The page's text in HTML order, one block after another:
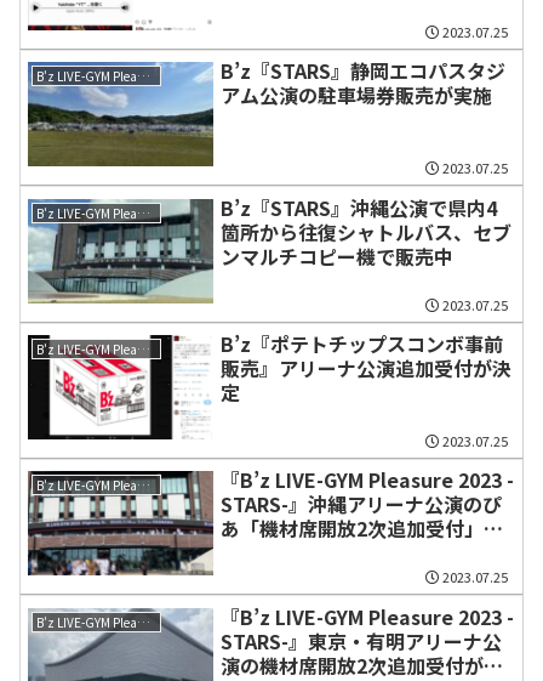
2023.07.25
B'z LIVE-GYM Pleasure 2023 -STARS-
B’z『STARS』静岡エコパスタジ
アム公演の駐車場券販売が実施
2023.07.25
B'z LIVE-GYM Pleasure 2023 -STARS-
B’z『STARS』沖縄公演で県内4
箇所から往復シャトルバス、セブ
ンマルチコピー機で販売中
2023.07.25
B'z LIVE-GYM Pleasure 2023 -STARS-
B’z『ポテトチップスコンボ事前
販売』アリーナ公演追加受付が決
定
2023.07.25
B'z LIVE-GYM Pleasure 2023 -STARS-
『B’z LIVE-GYM Pleasure 2023 -
STARS-』沖縄アリーナ公演のぴ
あ「機材席開放2次追加受付」が
2023.07.25
B'z LIVE-GYM Pleasure 2023 -STARS-
『B’z LIVE-GYM Pleasure 2023 -
STARS-』東京・有明アリーナ公
演の機材席開放2次追加受付が実